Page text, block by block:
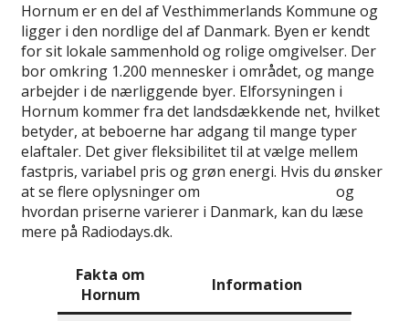
Hornum er en del af Vesthimmerlands Kommune og
ligger i den nordlige del af Danmark. Byen er kendt
for sit lokale sammenhold og rolige omgivelser. Der
bor omkring 1.200 mennesker i området, og mange
arbejder i de nærliggende byer. Elforsyningen i
Hornum kommer fra det landsdækkende net, hvilket
betyder, at beboerne har adgang til mange typer
elaftaler. Det giver fleksibilitet til at vælge mellem
fastpris, variabel pris og grøn energi. Hvis du ønsker
at se flere oplysninger om
og
hvordan priserne varierer i Danmark, kan du læse
mere på Radiodays.dk.
Fakta om
Hornum
Information